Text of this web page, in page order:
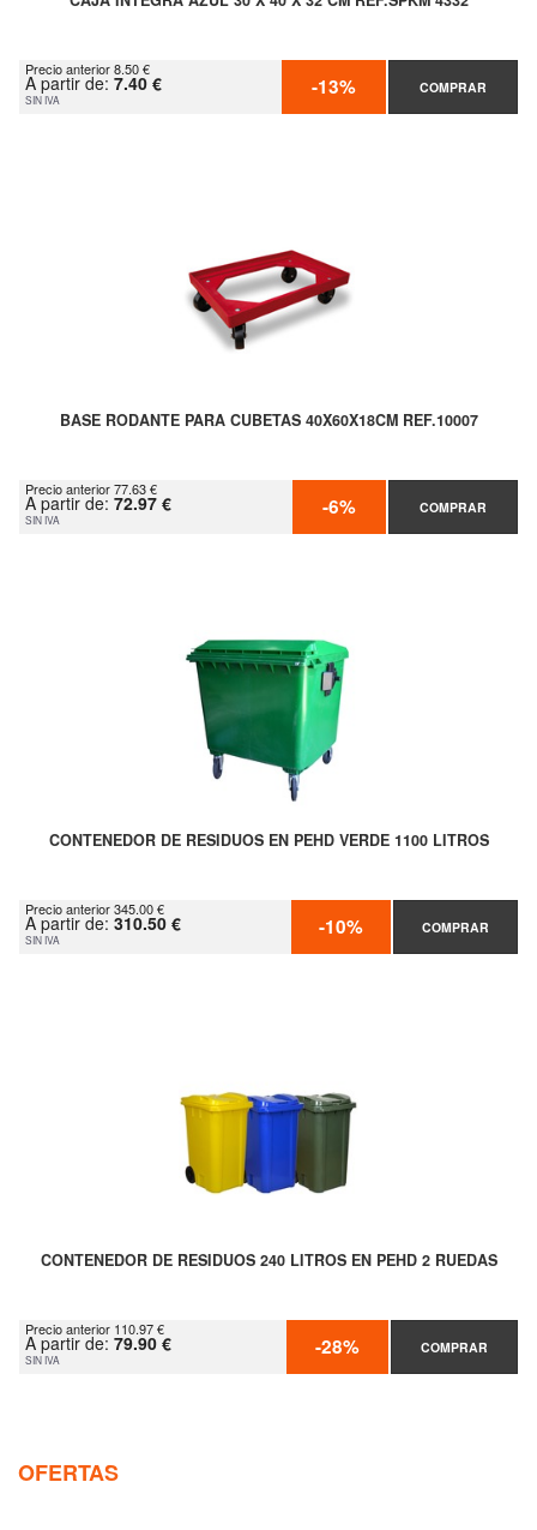
Precio anterior 8.50 €
A partir de: 7.40 €
SIN IVA -13% COMPRAR
BASE RODANTE PARA CUBETAS 40X60X18CM REF.10007
Precio anterior 77.63 €
A partir de: 72.97 €
SIN IVA -6% COMPRAR
CONTENEDOR DE RESIDUOS EN PEHD VERDE 1100 LITROS
Precio anterior 345.00 €
A partir de: 310.50 €
SIN IVA -10% COMPRAR
CONTENEDOR DE RESIDUOS 240 LITROS EN PEHD 2 RUEDAS
Precio anterior 110.97 €
A partir de: 79.90 €
SIN IVA -28% COMPRAR
OFERTAS